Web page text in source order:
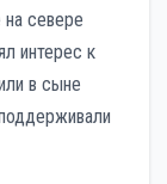
севере
интерес к
в сыне